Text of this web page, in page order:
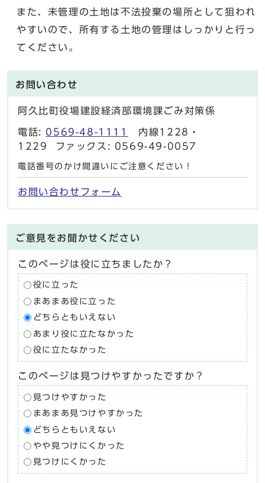
また、未管理の土地は不法投棄の場所として狙われ
やすいので、所有する土地の管理はしっかりと行っ
てください。
お問い合わせ
阿久比町役場建設経済部環境課ごみ対策係
電話: 0569-48-1111
内線1228・
1229 ファックス: 0569-49-0057
電話番号のかけ間違いにご注意ください！
お問い合わせフォーム
ご意見をお聞かせください
このページは役に立ちましたか？
役に立った
まあまあ役に立った
どちらともいえない
あまり役に立たなかった
役に立たなかった
このページは見つけやすかったですか？
見つけやすかった
まあまあ見つけやすかった
どちらともいえない
やや見つけにくかった
見つけにくかった